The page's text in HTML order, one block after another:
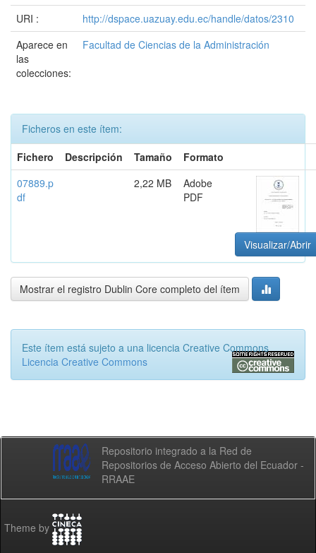
URI :
http://dspace.uazuay.edu.ec/handle/datos/2310
Aparece en
las
colecciones:
Facultad de Ciencias de la Administración
Ficheros en este ítem:
Fichero
Descripción Tamaño
Formato
07889.p
df
2,22 MB
Adobe
PDF
Visualizar/Abrir
Mostrar el registro Dublin Core completo del ítem
Este ítem está sujeto a una licencia Creative Commons
Licencia Creative Commons
Repositorio integrado a la Red de
Repositorios de Acceso Abierto del Ecuador -
RRAAE
Theme by